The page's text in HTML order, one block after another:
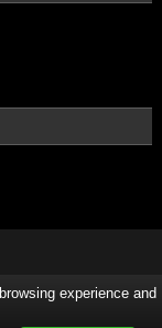
experience and